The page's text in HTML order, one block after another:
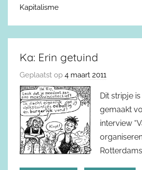
Kapitalisme
Ka: Erin getuind
Geplaatst op 4 maart 2011
Dit stripje
gemaakt
interview